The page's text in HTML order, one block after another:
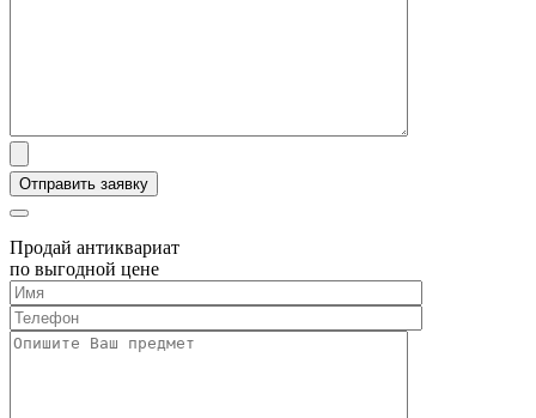
Продай антиквариат
по выгодной цене